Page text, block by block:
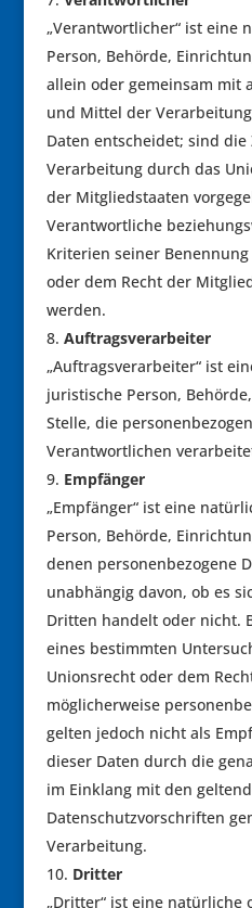
„Verantwortlicher“ ist eine
Person, Behörde,
allein oder gemeinsam mit
und Mittel der
Daten entscheidet; sind
Verarbeitung durch das
der Mitgliedstaaten
Verantwortliche
Kriterien seiner
oder dem Recht der
werden.
Auftragsverarbeiter
„Auftragsverarbeiter“ ist
juristische Person,
Stelle, die
Verantwortlichen
Empfänger
„Empfänger“ ist eine
Person, Behörde,
denen personenbezogene
unabhängig davon, ob es
Dritten handelt oder nicht.
eines bestimmten
Unionsrecht oder dem
möglicherweise
gelten jedoch nicht als
dieser Daten durch die
im Einklang mit den
Datenschutzvorschriften
Verarbeitung.
Dritter
„Dritter“ ist eine natürliche